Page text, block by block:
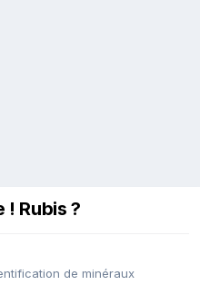
! Rubis ?
de minéraux